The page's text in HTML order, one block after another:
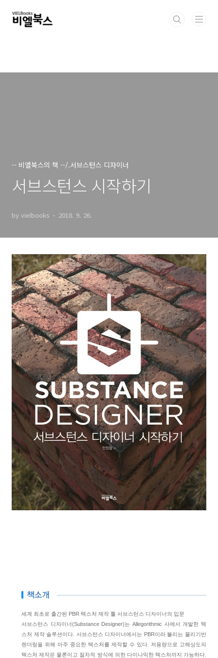
-- 비엘북스의 책 --/.서브스턴스 디자이너
서브스턴스 시작하기
by vielbooks 2018. 9. 26.
세계 최초로 출간된 PBR 텍스처 제작 툴 서브스턴스 디자이너의 입문
서브스턴스 디자이너(Substance Designer)는 Allegorithmic 사에서 개발한 텍
스처 제작 솔루션이다. 서브스턴스 디자이너에서는 PBR이라 불리는 물리기반
렌더링을 위해 아주 중요한 텍스처를 제작할 수 있다. 저용량으로 고해상도의
텍스처 제작은 물론이고 절차적 방식에 의한 다이나믹한 텍스처까지 가능하다.